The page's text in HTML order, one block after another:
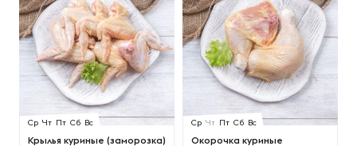
Ср Чт Пт Сб Вс
Крылья куриные (заморозка)
Ср Чт Пт Сб Вс
Окорочка куриные